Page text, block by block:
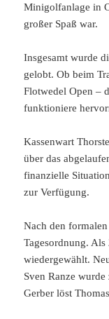
Minigolfanlage in
großer Spaß war.
Insgesamt wurde
gelobt. Ob beim
Flotwedel Open –
funktioniere
Kassenwart
über das
finanzielle
zur Verfügung.
Nach den
Tagesordnung.
wiedergewählt.
Sven Ranze
Gerber löst